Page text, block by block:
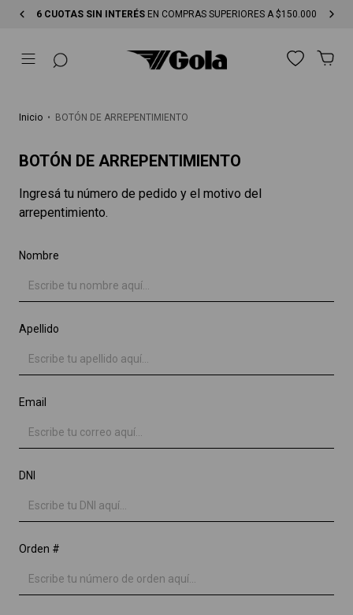
6 CUOTAS SIN INTERÉS EN COMPRAS SUPERIORES A $150.000
Inicio • BOTÓN DE ARREPENTIMIENTO
BOTÓN DE ARREPENTIMIENTO
Ingresá tu número de pedido y el motivo del
arrepentimiento.
Nombre
Apellido
Email
DNI
Orden #